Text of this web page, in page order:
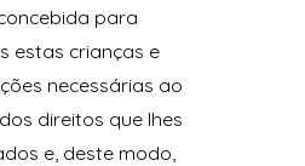
para
estas crianças e
necessárias ao
direitos que lhes
e, deste modo,